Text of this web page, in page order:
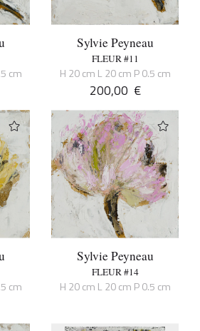
cm
Sylvie Peyneau
FLEUR #11
H 20 cm L 20 cm P 0.5 cm
200,00 €
cm
Sylvie Peyneau
FLEUR #14
H 20 cm L 20 cm P 0.5 cm